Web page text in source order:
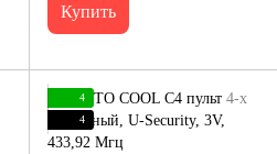
Купить
4
4